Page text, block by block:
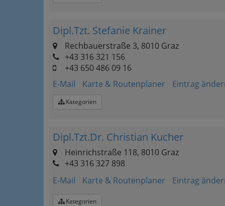
Dipl.Tzt. Stefanie Krainer
Rechbauerstraße 3, 8010 Graz
+43 316 321 156
+43 650 486 09 16
E-Mail
Karte & Routenplaner Eintrag
Kategorien
Dipl.Tzt.Dr. Christian Kucher
Heinrichstraße 118, 8010 Graz
+43 316 327 898
E-Mail
Karte & Routenplaner Eintrag
Kategorien